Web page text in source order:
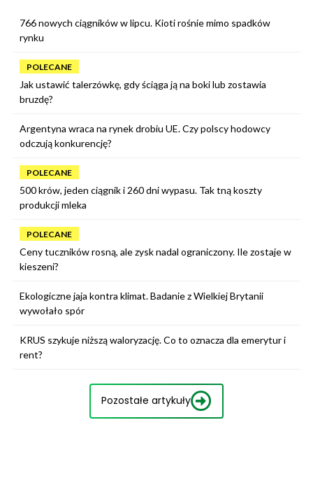
766 nowych ciągników w lipcu. Kioti rośnie mimo spadków
rynku
POLECANE
Jak ustawić talerzówkę, gdy ściąga ją na boki lub zostawia
bruzdę?
Argentyna wraca na rynek drobiu UE. Czy polscy hodowcy
odczują konkurencję?
POLECANE
500 krów, jeden ciągnik i 260 dni wypasu. Tak tną koszty
produkcji mleka
POLECANE
Ceny tuczników rosną, ale zysk nadal ograniczony. Ile zostaje w
kieszeni?
Ekologiczne jaja kontra klimat. Badanie z Wielkiej Brytanii
wywołało spór
KRUS szykuje niższą waloryzację. Co to oznacza dla emerytur i
rent?
Pozostałe artykuły